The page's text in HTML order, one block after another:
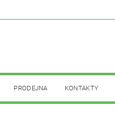
PRODEJNA KONTAKTY